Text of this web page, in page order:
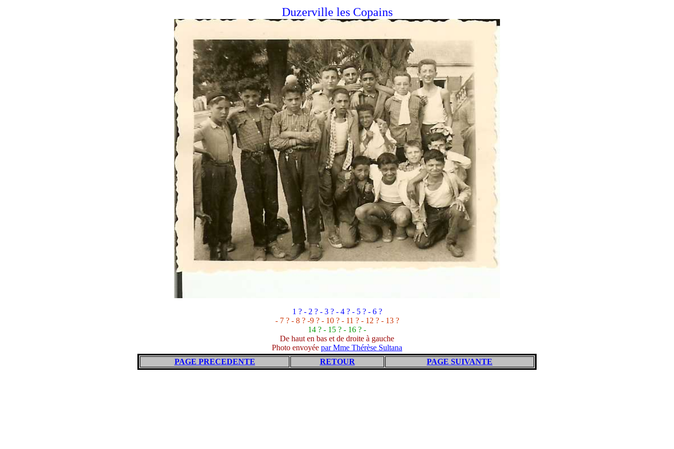
Duzerville les Copains
1 ? - 2 ? - 3 ? - 4 ? - 5 ? - 6 ?
- 7 ? - 8 ? -9 ? - 10 ? - 11 ? - 12 ? - 13 ?
14 ? - 15 ? - 16 ? -
De haut en bas et de droite à gauche
Photo envoyée par Mme Thérèse Sultana
PAGE PRECEDENTE
RETOUR PAGE SUIVANTE